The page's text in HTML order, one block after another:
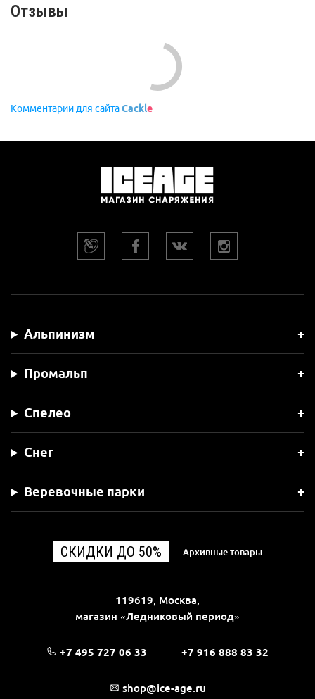
Отзывы
Новые
Никто ещё не оставил комментариев, станьте первым.
Альпинизм
Промальп
Снег
Веревочные парки